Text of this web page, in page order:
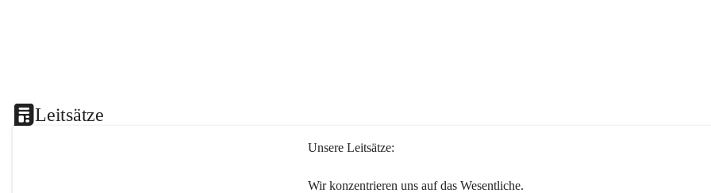
Leitsätze
Unsere Leitsätze:
Wir konzentrieren uns auf das Wesentliche.